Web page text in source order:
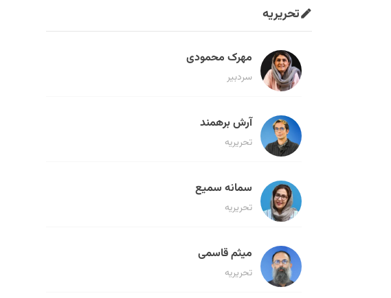
تحریریه
مهرک محمودی
سردبیر
آرش برهمند
تحریریه
سمانه سمیع
تحریریه
میثم قاسمی
تحریریه